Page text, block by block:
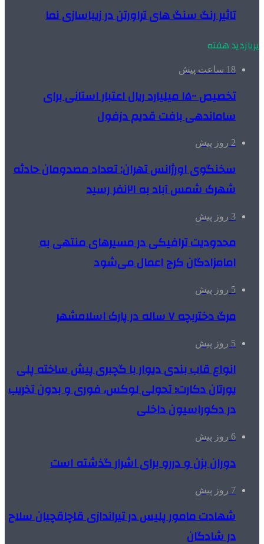
تاثیر رنگ سنگ های تراورتن در زیباسازی نما
پربازدید هفته
18 ساعت پیش
تخصیص ۱۵۰۰ میلیارد ریال اعتبار استانی برای
ساماندهی بافت قدیم دزفول
2 روز پیش
سخنگوی اورژانس تهران: تعداد مصدومان حادثه
شهرک شمس آباد به ۲۱نفر رسید
3 روز پیش
محدودیت ترافیکی در مسیرهای منتهی به
امامزادگان کرج اعمال می‌شود
5 روز پیش
مرگ دختربچه ۷ ساله در پارک اسلامشهر
5 روز پیش
انواع قاب بندی دیوار با گچبری پیش ساخته پلی
یورتان دکارت؛ تحولی لوکس، فوری و بدون تخریب
در دکوراسیون داخلی
6 روز پیش
دوران بزن و دررو برای اشرار گذشته است
7 روز پیش
شهادت مامور پلیس در تیراندازی قاچاقچیان سلاح
در شادگان